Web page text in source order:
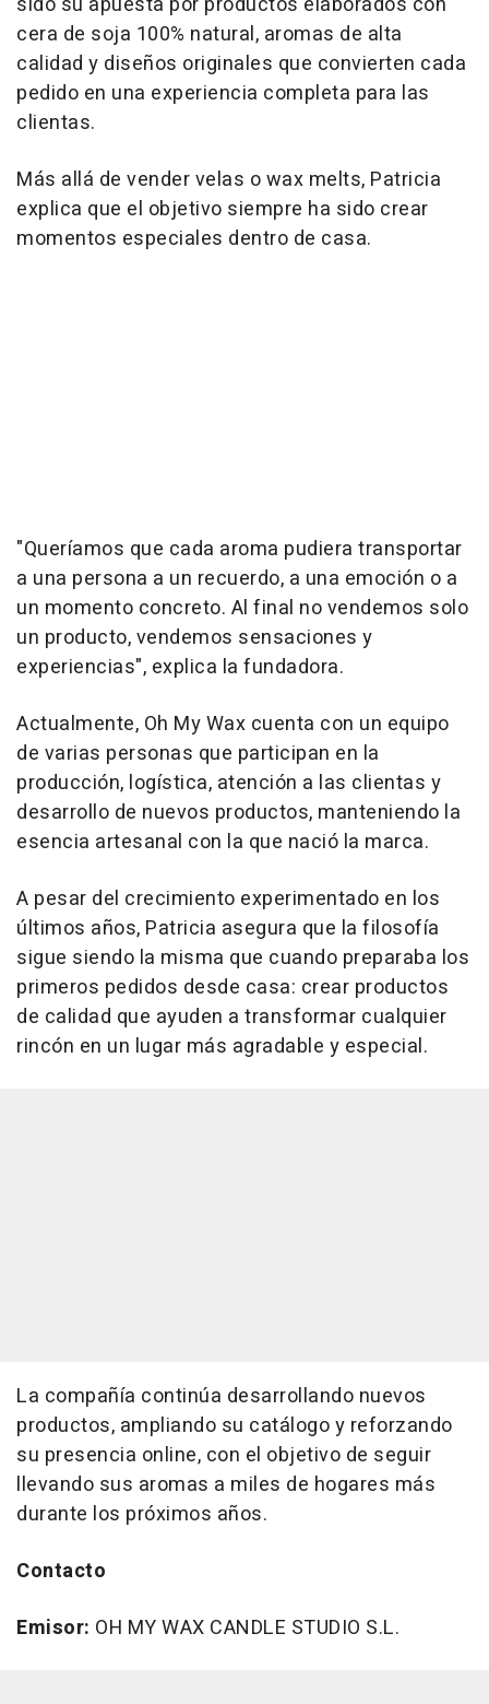
cera de soja 100% natural, aromas de alta
calidad y diseños originales que convierten cada
pedido en una experiencia completa para las
clientas.
Más allá de vender velas owax melts, Patricia
explica que el objetivo siempre ha sido crear
momentos especiales dentro de casa.
"Queríamos que cada aroma pudiera transportar
a una persona a un recuerdo, a una emoción o a
un momento concreto. Al final no vendemos solo
un producto, vendemos sensaciones y
experiencias", explica la fundadora.
Actualmente, Oh My Wax cuenta con un equipo
de varias personas que participan en la
producción, logística, atención a las clientas y
desarrollo de nuevos productos, manteniendo la
esencia artesanal con la que nació la marca.
A pesar del crecimiento experimentado en los
últimos años, Patricia asegura que la filosofía
sigue siendo la misma que cuando preparaba los
primeros pedidos desde casa: crear productos
de calidad que ayuden a transformar cualquier
rincón en un lugar más agradable y especial.
La compañía continúa desarrollando nuevos
productos, ampliando su catálogo y reforzando
su presencia online, con el objetivo de seguir
llevando sus aromas a miles de hogares más
durante los próximos años.
Contacto
Emisor: OH MY WAX CANDLE STUDIO S.L.